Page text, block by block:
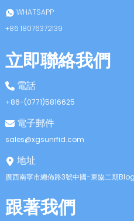
WHATSAPP
+86 18076372139
立即聯絡我們
電話
+86-(0771)5816625
電子郵件
sales@xgsunrfid.com
地址
廣西南寧市總佈路3號中國-東協二期
跟著我們